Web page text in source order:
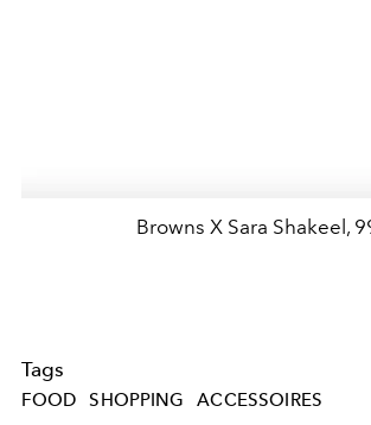
Browns X Sara Shakeel,
Tags
FOOD SHOPPING ACCESSOIRES